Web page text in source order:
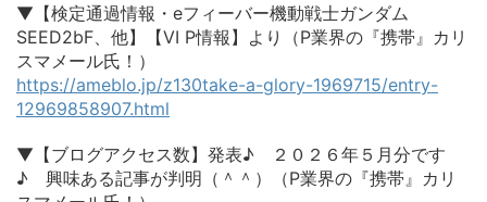
▼【検定通過情報・eフィーバー機動戦士ガンダム
SEED2bF、他】【VI P情報】より（P業界の『携帯』カリ
スマメール氏！）
https://ameblo.jp/z130take-a-glory-1969715/entry-
12969858907.html
▼【ブログアクセス数】発表♪ ２０２６年５月分です
♪ 興味ある記事が判明（＾＾）（P業界の『携帯』カリ